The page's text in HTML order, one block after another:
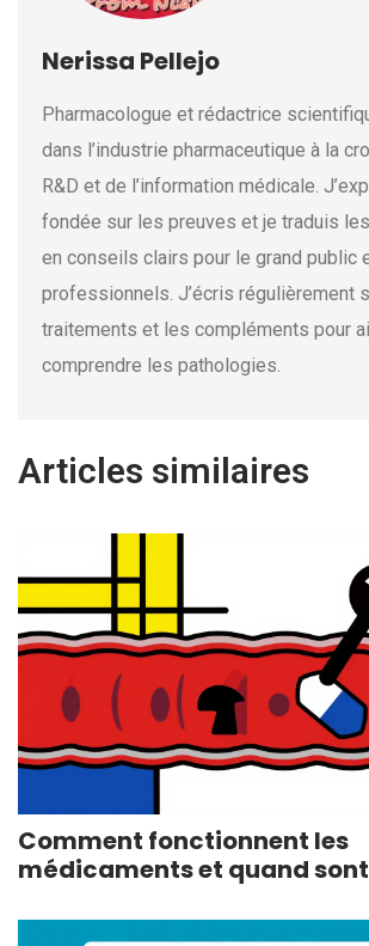
Nerissa Pellejo
Pharmacologue et rédactrice
dans l’industrie pharmaceutique à la
R&D et de l’information médicale.
fondée sur les preuves et je traduis
en conseils clairs pour le grand public
professionnels. J’écris régulièrement
traitements et les compléments pour
comprendre les pathologies.
Articles similaires
Comment fonctionnent les
médicaments et quand